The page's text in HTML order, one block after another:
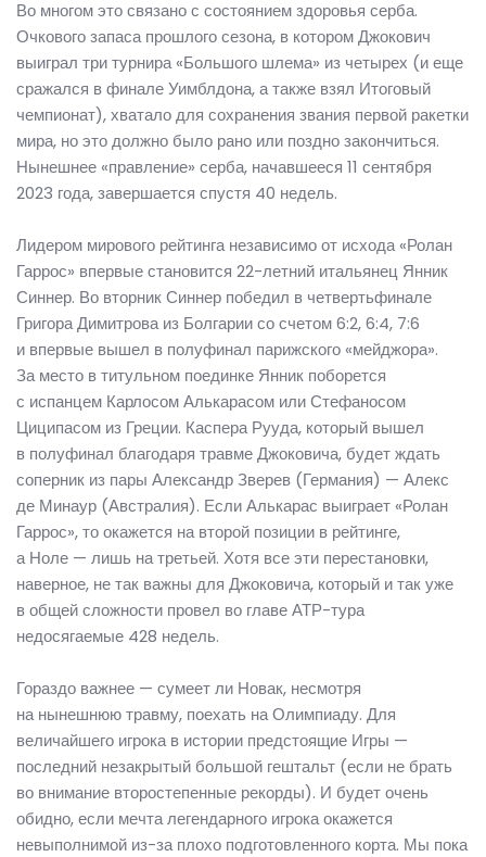
Во многом это связано с состоянием здоровья серба.
Очкового запаса прошлого сезона, в котором Джокович
выиграл три турнира «Большого шлема» из четырех (и еще
сражался в финале Уимблдона, а также взял Итоговый
чемпионат), хватало для сохранения звания первой ракетки
мира, но это должно было рано или поздно закончиться.
Нынешнее «правление» серба, начавшееся 11 сентября
2023 года, завершается спустя 40 недель.
Лидером мирового рейтинга независимо от исхода «Ролан
Гаррос» впервые становится 22-летний итальянец Янник
Синнер. Во вторник Синнер победил в четвертьфинале
Григора Димитрова из Болгарии со счетом 6:2, 6:4, 7:6
и впервые вышел в полуфинал парижского «мейджора».
За место в титульном поединке Янник поборется
с испанцем Карлосом Алькарасом или Стефаносом
Циципасом из Греции. Каспера Рууда, который вышел
в полуфинал благодаря травме Джоковича, будет ждать
соперник из пары Александр Зверев (Германия) — Алекс
де Минаур (Австралия). Если Алькарас выиграет «Ролан
Гаррос», то окажется на второй позиции в рейтинге,
а Ноле — лишь на третьей. Хотя все эти перестановки,
наверное, не так важны для Джоковича, который и так уже
в общей сложности провел во главе АТР-тура
недосягаемые 428 недель.
Гораздо важнее — сумеет ли Новак, несмотря
на нынешнюю травму, поехать на Олимпиаду. Для
величайшего игрока в истории предстоящие Игры —
последний незакрытый большой гештальт (если не брать
во внимание второстепенные рекорды). И будет очень
обидно, если мечта легендарного игрока окажется
невыполнимой из-за плохо подготовленного корта. Мы пока